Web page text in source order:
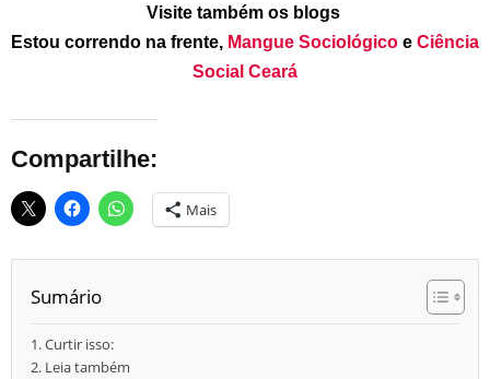
Visite também os blogs
Estou correndo na frente, Mangue Sociológico e Ciência
Social Ceará
Compartilhe:
Mais
Sumário
Curtir isso:
Leia também